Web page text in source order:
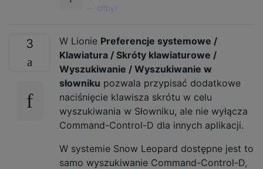
offby1
3 W Lionie Preferencje systemowe /
Klawiatura / Skróty klawiaturowe /
Wyszukiwanie / Wyszukiwanie w
słowniku pozwala przypisać dodatkowe
naciśnięcie klawisza skrótu w celu
wyszukiwania w Słowniku, ale nie wyłącza
Command-Control-D dla innych aplikacji.
W systemie Snow Leopard dostępne jest to
samo wyszukiwanie Command-Control-D,